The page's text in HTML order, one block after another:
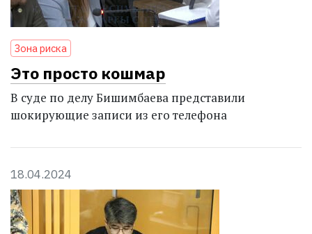
Зона риска
Это просто кошмар
В суде по делу Бишимбаева представили
шокирующие записи из его телефона
18.04.2024